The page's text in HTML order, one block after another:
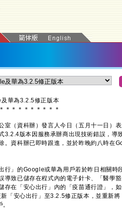
及華為3.2.5修正版本
＊ ＊ ＊ ＊ ＊ ＊ ＊ ＊ ＊ ＊
（資科辦）發言人今日（五月十一日）表
3.2.4版本因服務承辦商出現技術錯誤，
。資科辦已即時跟進，並於昨晚約八時
」的Google或華為用戶若於昨日相關時
導致已儲存在程式內的電子針卡、「醫學
存在「安心出行」內的「疫苗通行證」，
「安心出行」至3.2.5修正版本，並重新